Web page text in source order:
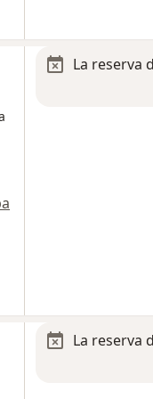
La reserva
La reserva